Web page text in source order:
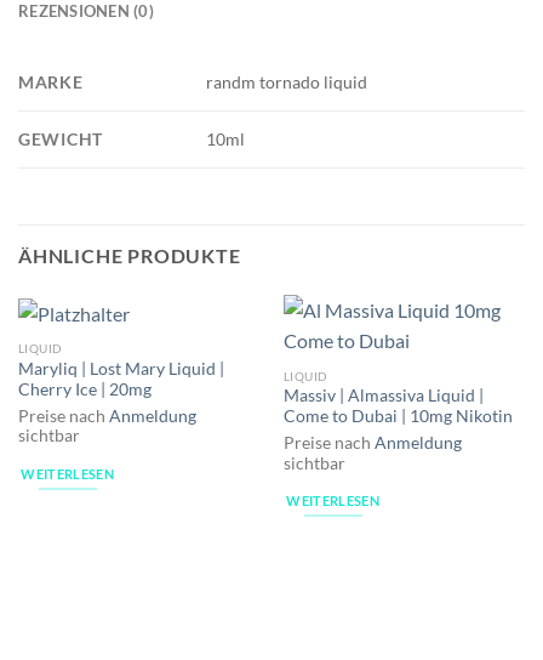
REZENSIONEN (0)
MARKE randm tornado liquid
GEWICHT 10ml
ÄHNLICHE PRODUKTE
LIQUID
Maryliq | Lost Mary Liquid |
Cherry Ice | 20mg
Preise nach Anmeldung
sichtbar
WEITERLESEN
LIQUID
Massiv | Almassiva Liquid |
Come to Dubai | 10mg Nikotin
Preise nach Anmeldung
sichtbar
WEITERLESEN